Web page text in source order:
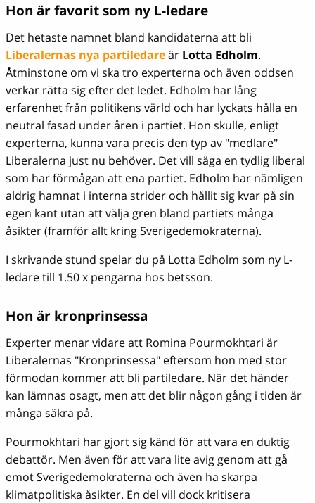
Hon är favorit som ny L-ledare
Det hetaste namnet bland kandidaterna att bli
Liberalernas nya partiledareär Lotta Edholm.
Åtminstone om vi ska tro experterna och även oddsen
verkar rätta sig efter det ledet. Edholm har lång
erfarenhet från politikens värld och har lyckats hålla en
neutral fasad under åren i partiet. Hon skulle, enligt
experterna, kunna vara precis den typ av "medlare"
Liberalerna just nu behöver. Det vill säga en tydlig liberal
som har förmågan att ena partiet. Edholm har nämligen
aldrig hamnat i interna strider och hållit sig kvar på sin
egen kant utan att välja gren bland partiets många
åsikter (framför allt kring Sverigedemokraterna).
I skrivande stund spelar du på Lotta Edholm som ny L-
ledare till 1.50 x pengarna hos betsson.
Hon är kronprinsessa
Experter menar vidare att Romina Pourmokhtari är
Liberalernas "Kronprinsessa" eftersom hon med stor
förmodan kommer att bli partiledare. När det händer
kan lämnas osagt, men att det blir någon gång i tiden är
många säkra på.
Pourmokhtari har gjort sig känd för att vara en duktig
debattör. Men även för att vara lite avig genom att gå
emot Sverigedemokraterna och även ha skarpa
klimatpolitiska åsikter. En del vill dock kritisera